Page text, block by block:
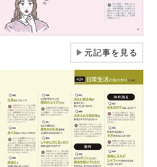
▶元記事を見る